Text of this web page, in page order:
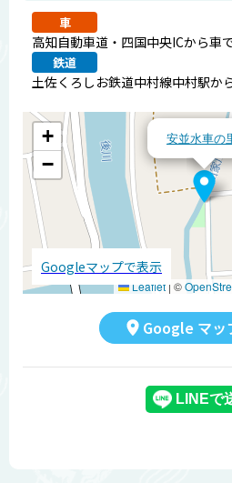
車
高知自動車道・四国中央ICから車
鉄道
土佐くろしお鉄道中村線中村駅か
安並水車の
+
−
Leaflet | ©
Googleマップで表示
Google マッ